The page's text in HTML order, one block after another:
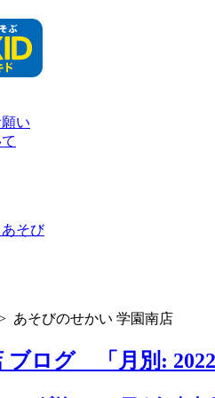
い
そび
あそびのせかい 学園南店
ブログ 「月別: 2022